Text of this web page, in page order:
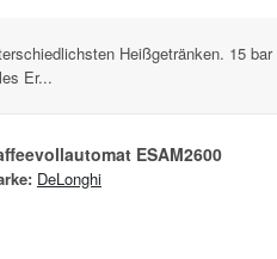
Heißgetränken. 15 bar
Er...
ESAM2600
DeLonghi